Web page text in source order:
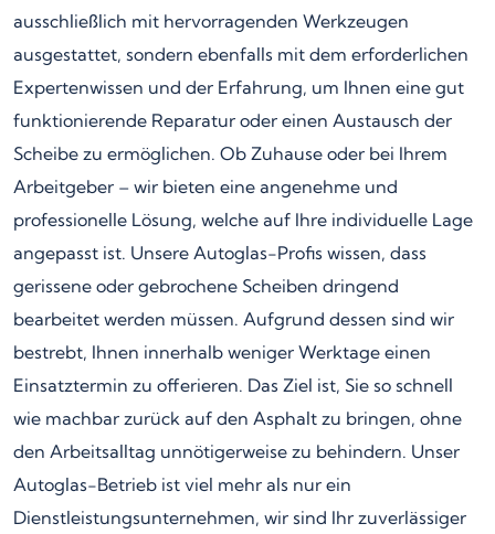
ausschließlich mit hervorragenden Werkzeugen
ausgestattet, sondern ebenfalls mit dem erforderlichen
Expertenwissen und der Erfahrung, um Ihnen eine gut
funktionierende Reparatur oder einen Austausch der
Scheibe zu ermöglichen. Ob Zuhause oder bei Ihrem
Arbeitgeber – wir bieten eine angenehme und
professionelle Lösung, welche auf Ihre individuelle Lage
angepasst ist. Unsere Autoglas-Profis wissen, dass
gerissene oder gebrochene Scheiben dringend
bearbeitet werden müssen. Aufgrund dessen sind wir
bestrebt, Ihnen innerhalb weniger Werktage einen
Einsatztermin zu offerieren. Das Ziel ist, Sie so schnell
wie machbar zurück auf den Asphalt zu bringen, ohne
den Arbeitsalltag unnötigerweise zu behindern. Unser
Autoglas-Betrieb ist viel mehr als nur ein
Dienstleistungsunternehmen, wir sind Ihr zuverlässiger